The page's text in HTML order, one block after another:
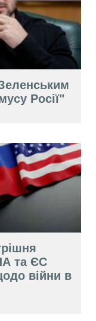
Росії"
та ЄС
війни в